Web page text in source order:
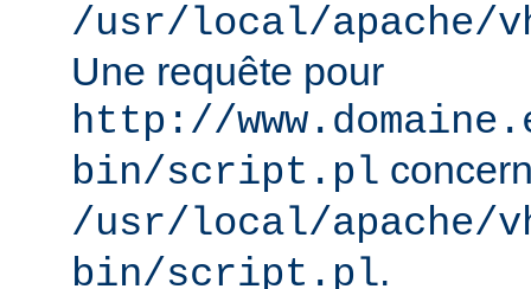
/usr/local/apache/
Une requête pour
http://
bin/script.pl
/usr/local/apache/
bin/script.pl.